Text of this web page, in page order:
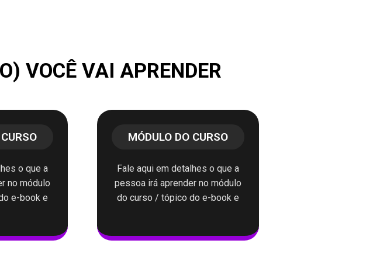
VOCÊ VAI APRENDER
o que a
no módulo
e-book e
MÓDULO DO CURSO
Fale aqui em detalhes o que a
pessoa irá aprender no módulo
do curso / tópico do e-book e